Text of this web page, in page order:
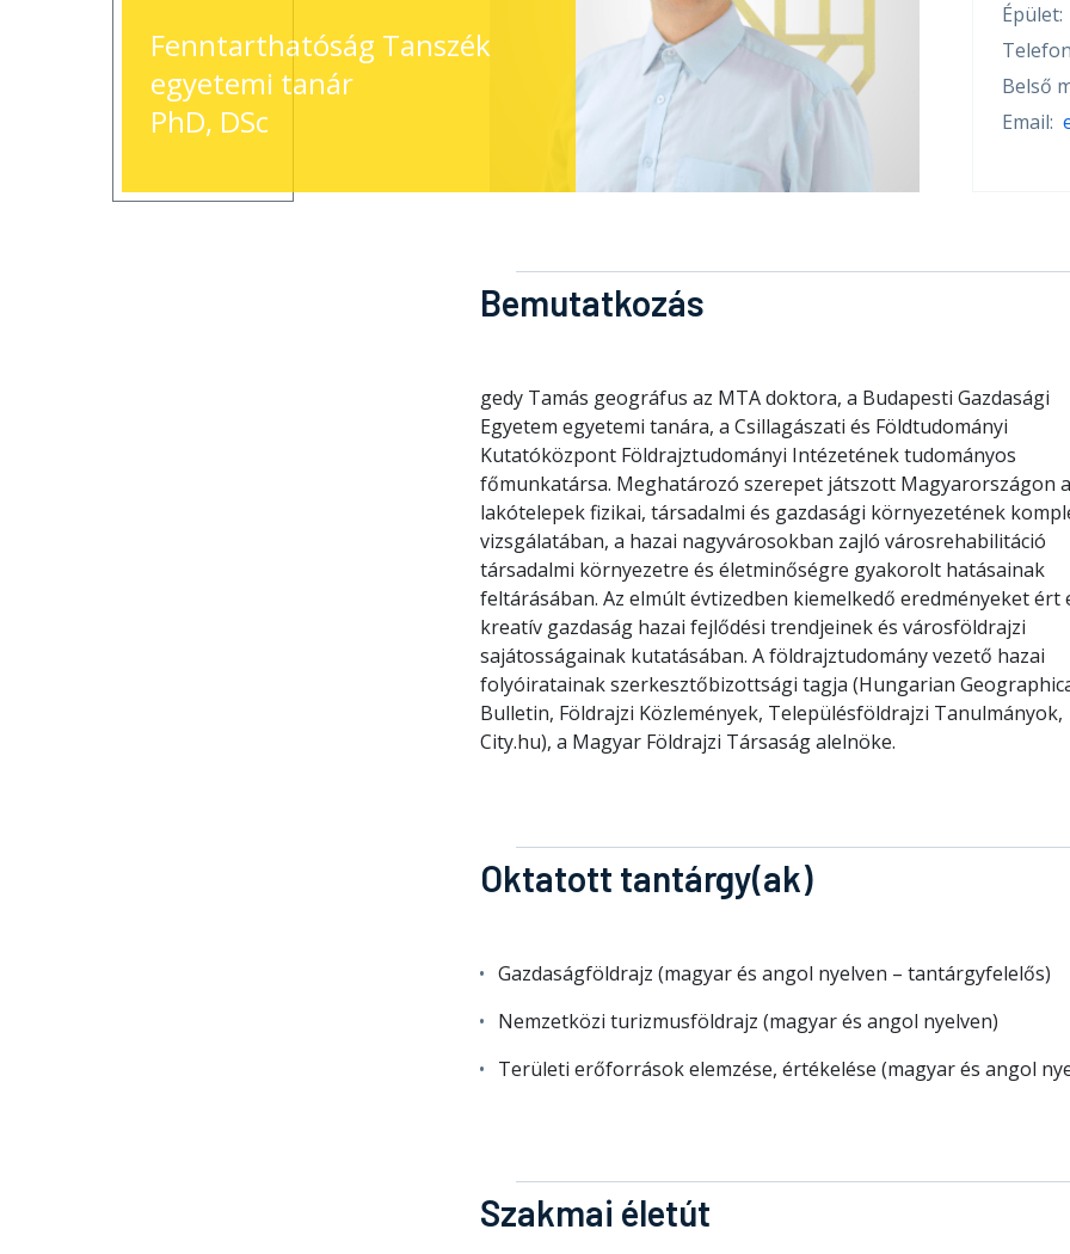
Fenntarthatóság Tanszék
egyetemi tanár
PhD, DSc
Épület:
Belső
Email:
Bemutatkozás
gedy Tamás geográfus az MTA doktora, a Budapesti Gazdasági
Egyetem egyetemi tanára, a Csillagászati és Földtudományi
Kutatóközpont Földrajztudományi Intézetének tudományos
főmunkatársa. Meghatározó szerepet játszott Magyarországon a
lakótelepek fizikai, társadalmi és gazdasági környezetének
vizsgálatában, a hazai nagyvárosokban zajló városrehabilitáció
társadalmi környezetre és életminőségre gyakorolt hatásainak
feltárásában. Az elmúlt évtizedben kiemelkedő eredményeket ért
kreatív gazdaság hazai fejlődési trendjeinek és városföldrajzi
sajátosságainak kutatásában. A földrajztudomány vezető hazai
folyóiratainak szerkesztőbizottsági tagja (Hungarian
Bulletin, Földrajzi Közlemények, Településföldrajzi Tanulmányok,
City.hu), a Magyar Földrajzi Társaság alelnöke.
Oktatott tantárgy(ak)
Gazdaságföldrajz (magyar és angol nyelven – tantárgyfelelős)
Nemzetközi turizmusföldrajz (magyar és angol nyelven)
Területi erőforrások elemzése, értékelése (magyar és angol
Szakmai életút